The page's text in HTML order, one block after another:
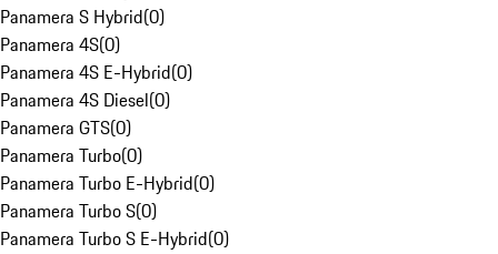
Panamera S Hybrid(0)
Panamera 4S(0)
Panamera 4S E-Hybrid(0)
Panamera 4S Diesel(0)
Panamera GTS(0)
Panamera Turbo(0)
Panamera Turbo E-Hybrid(0)
Panamera Turbo S(0)
Panamera Turbo S E-Hybrid(0)